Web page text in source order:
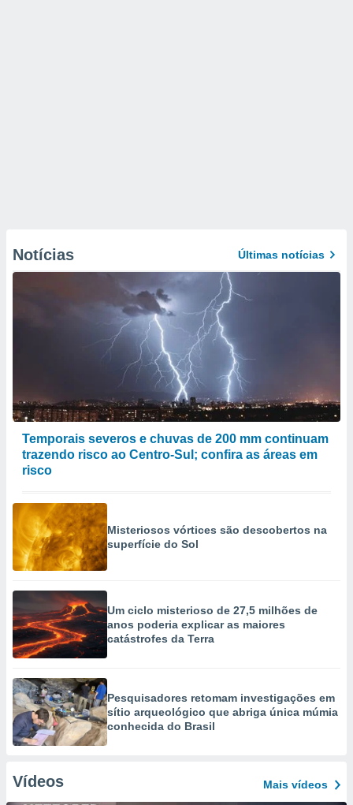
Notícias Últimas notícias
Temporais severos e chuvas de 200 mm continuam
trazendo risco ao Centro-Sul; confira as áreas em
risco
Misteriosos vórtices são descobertos na
superfície do Sol
Um ciclo misterioso de 27,5 milhões de
anos poderia explicar as maiores
catástrofes da Terra
Pesquisadores retomam investigações em
sítio arqueológico que abriga única múmia
conhecida do Brasil
Vídeos Mais vídeos